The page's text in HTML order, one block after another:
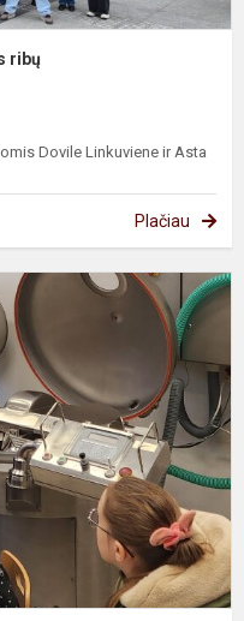
ribų
Dovile Linkuviene ir Asta
Plačiau